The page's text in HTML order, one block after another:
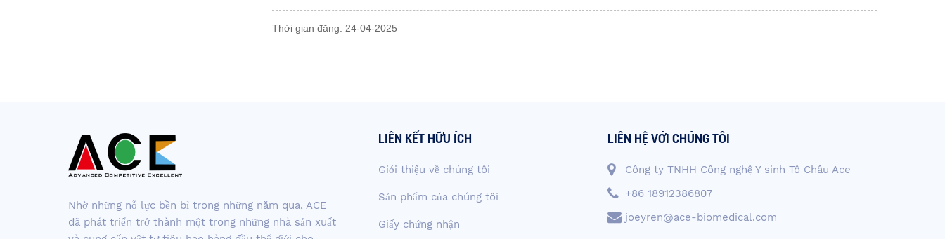
Thời gian đăng: 24-04-2025
Nhờ những nỗ lực bền bỉ trong những năm qua, ACE
đã phát triển trở thành một trong những nhà sản xuất
LIÊN KẾT HỮU ÍCH
Giới thiệu về chúng tôi
Sản phẩm của chúng tôi
Giấy chứng nhận
LIÊN HỆ VỚI CHÚNG TÔI
Công ty TNHH Công nghệ Y sinh Tô Châu Ace
+86 18912386807
joeyren@ace-biomedical.com